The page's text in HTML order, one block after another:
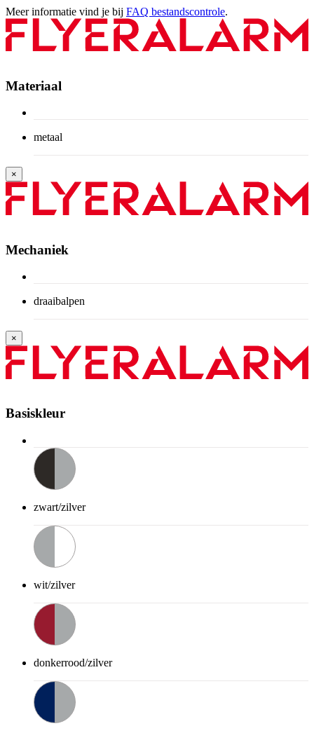
Meer informatie vind je bij FAQ bestandscontrole.
Materiaal
metaal
×
Mechaniek
draaibalpen
×
Basiskleur
zwart/zilver
wit/zilver
donkerrood/zilver